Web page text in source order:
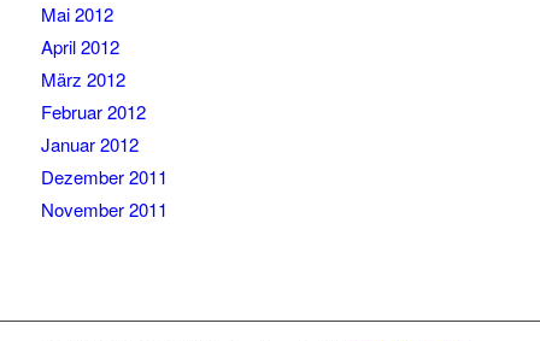
Mai 2012
April 2012
März 2012
Februar 2012
Januar 2012
Dezember 2011
November 2011